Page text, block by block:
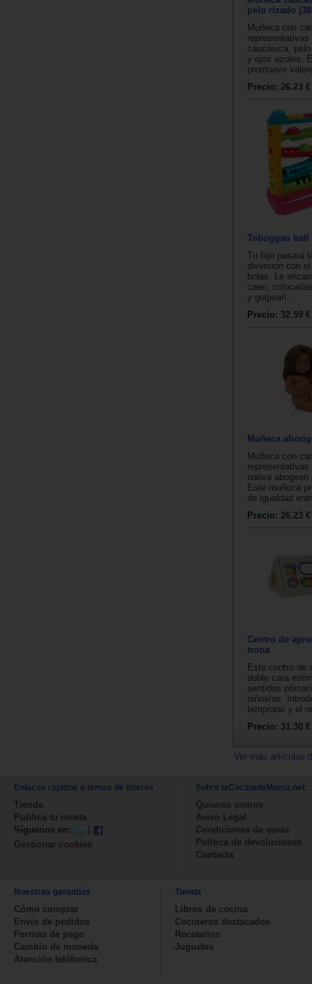
pelo rizado
Muñeca con
caucásica,
y ojos azules.
promueve
Precio: 26.23 €
Toboggan ball
Tu hijo pasará
diversión con
bolas. Le
caen,
y golpearl...
Precio: 32.59 €
Muñeca
Muñeca con
nativa abogiren
Este muñeca
de igualdad
Precio: 26.23 €
Centro de
trona
Este centro de
doble cara
sentidos
niños/as.
temprano y el
Precio: 31.30 €
Ver más artículos
Enlaces rápidos a temas de interés
Tienda
Publica tu receta
Síguenos en:
Gestionar cookies
Sobre laCocinadeMama.net
Quienes somos
Aviso Legal
Condiciones de venta
Política de devoluciones
Contacta
Nuestras garantías
Cómo comprar
Envío de pedidos
Formas de pago
Cambio de moneda
Atención teléfonica
Tienda
Libros de cocina
Cocineros destacados
Recetarios
Juguetes